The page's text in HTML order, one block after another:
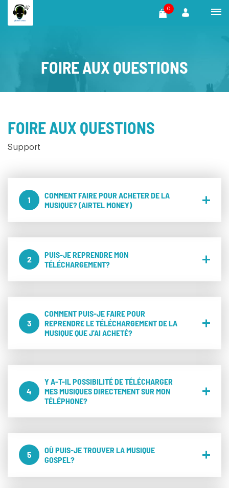
0
FOIRE AUX QUESTIONS
FOIRE AUX QUESTIONS
Support
1
COMMENT FAIRE POUR ACHETER DE LA
MUSIQUE? (AIRTEL MONEY)
2
PUIS-JE REPRENDRE MON
TÉLÉCHARGEMENT?
3
COMMENT PUIS-JE FAIRE POUR
REPRENDRE LE TÉLÉCHARGEMENT DE LA
MUSIQUE QUE J'AI ACHETÉ?
4
Y A-T-IL POSSIBILITÉ DE TÉLÉCHARGER
MES MUSIQUES DIRECTEMENT SUR MON
TÉLÉPHONE?
5
OÙ PUIS-JE TROUVER LA MUSIQUE
GOSPEL?